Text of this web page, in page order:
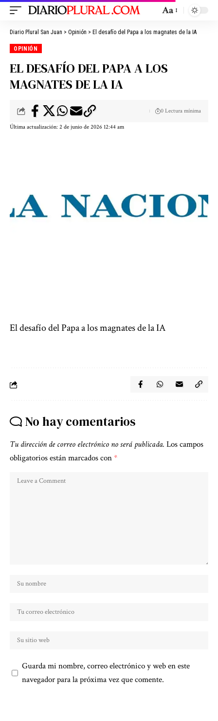
Aa
Diario Plural San Juan > Opinión > El desafío del Papa a los magnates de la IA
OPINIÓN
EL DESAFÍO DEL PAPA A LOS
MAGNATES DE LA IA
Última actualización: 2 de junio de 2026 12:44 am
0 Lectura mínima
El desafío del Papa a los magnates de la IA
No hay comentarios
Tu dirección de correo electrónico no será publicada. Los campos
obligatorios están marcados con*
Guarda mi nombre, correo electrónico y web en este
navegador para la próxima vez que comente.